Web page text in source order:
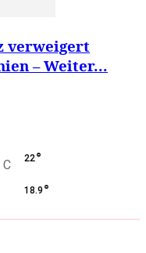
verweigert
– Weiter...
C 22°
18.9 °